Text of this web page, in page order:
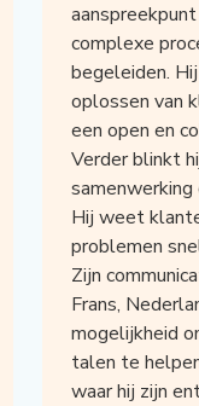
complexe
begeleiden.
oplossen van
een open en
Verder blinkt
Hij weet
problemen
Zijn
Frans,
mogelijkheid
talen te
waar hij zijn